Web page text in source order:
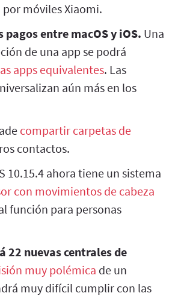
móviles Xiaomi.
entre macOS y iOS. Una
de una app se podrá
apps equivalentes. Las
aún más en los
compartir carpetas de
contactos.
10.15.4 ahora tiene un sistema
con movimientos de cabeza
función para personas
22 nuevas centrales de
muy polémica de un
muy difícil cumplir con las